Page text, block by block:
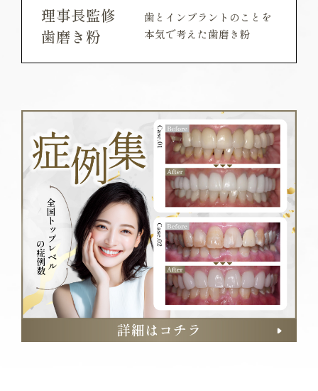
理事長監修
歯磨き粉
歯とインプラントのことを
本気で考えた歯磨き粉